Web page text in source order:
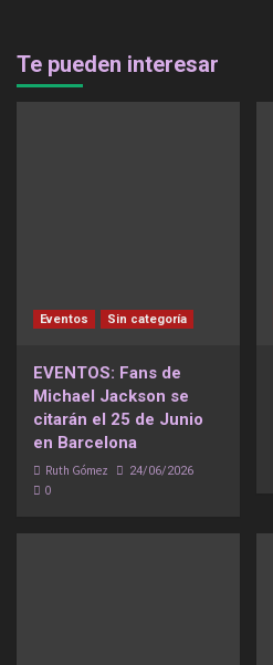
Te pueden interesar
Eventos Sin categoría
EVENTOS: Fans de
Michael Jackson se
citarán el 25 de Junio
en Barcelona
Ruth Gómez 24/06/2026
0